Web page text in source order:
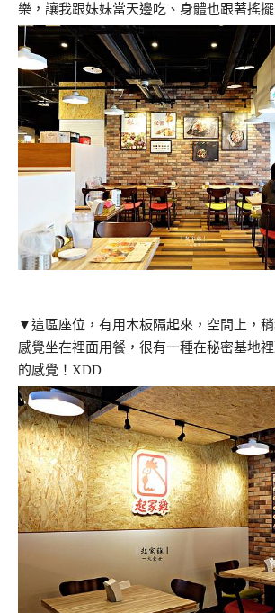
樂，讓我跟妹妹當天邊吃、身體也跟著搖
▼這區座位，有用木板隔起來，空間上，
感覺坐在裡面用餐，很有一種在秘密基地
的感覺！XDD